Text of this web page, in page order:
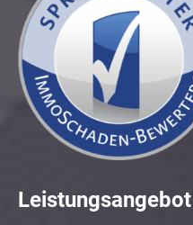
Leistungsangebot